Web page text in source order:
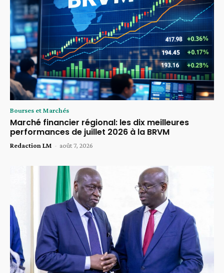
Bourses et Marchés
Marché financier régional: les dix meilleures
performances de juillet 2026 à la BRVM
Redaction LM - août 7, 2026